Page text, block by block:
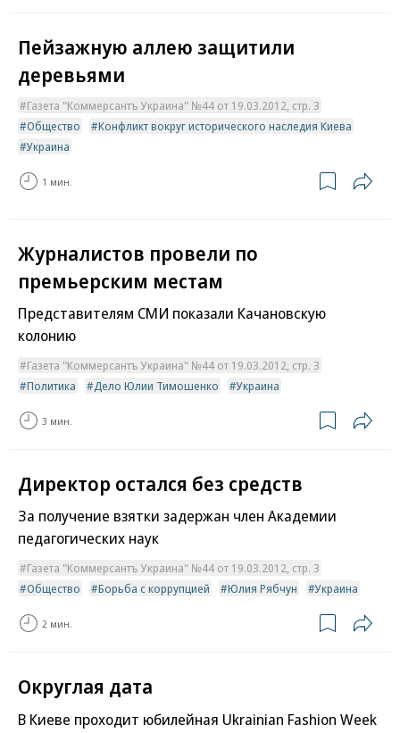
Пейзажную аллею защитили
деревьями
Газета "Коммерсантъ Украина" №44 от 19.03.2012, стр. 3
Общество
Конфликт вокруг исторического наследия Киева
Украина
1 мин.
Журналистов провели по
премьерским местам
Представителям СМИ показали Качановскую
колонию
Газета "Коммерсантъ Украина" №44 от 19.03.2012, стр. 3
Политика
Дело Юлии Тимошенко Украина
3 мин.
Директор остался без средств
За получение взятки задержан член Академии
педагогических наук
Газета "Коммерсантъ Украина" №44 от 19.03.2012, стр. 3
Общество
Борьба с коррупцией Юлия Рябчун Украина
2 мин.
Округлая дата
В Киеве проходит юбилейная Ukrainian Fashion Week